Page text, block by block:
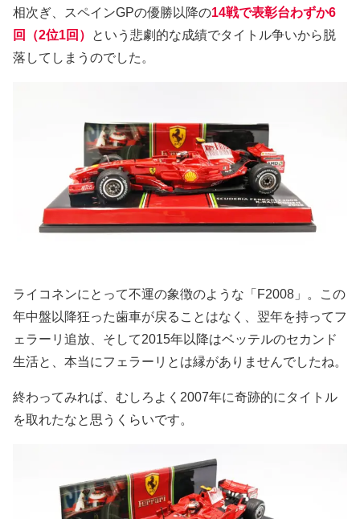
相次ぎ、スペインGPの優勝以降の14戦で表彰台わずか6
回（2位1回）
という悲劇的な成績でタイトル争いから脱
落してしまうのでした。
ライコネンにとって不運の象徴のような「F2008」。この
年中盤以降狂った歯車が戻ることはなく、翌年を持ってフ
ェラーリ追放、そして2015年以降はベッテルのセカンド
生活と、本当にフェラーリとは縁がありませんでしたね。
終わってみれば、むしろよく2007年に奇跡的にタイトル
を取れたなと思うくらいです。